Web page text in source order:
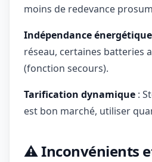
moins de redevance
Indépendance énergétique
réseau, certaines batteries
(fonction secours).
Tarification dynamique :
est bon marché, utiliser
⚠️ Inconvénients